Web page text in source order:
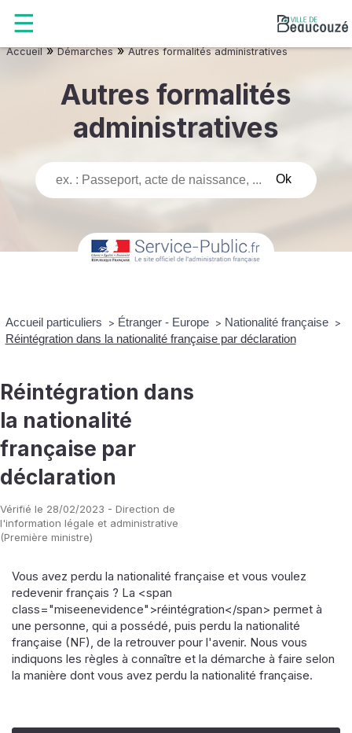
Accueil»Démarches»Autres formalités administratives
Autres formalités
administratives
Accueil particuliers > Étranger - Europe > Nationalité française >
Réintégration dans la nationalité française par déclaration
Réintégration dans
la nationalité
française par
déclaration
Vérifié le 28/02/2023 - Direction de
l'information légale et administrative
(Première ministre)
Vous avez perdu la nationalité française et vous voulez
redevenir français ? La <span
class="miseenevidence">réintégration</span> permet à
une personne, qui a possédé, puis perdu la nationalité
française (NF), de la retrouver pour l'avenir. Nous vous
indiquons les règles à connaître et la démarche à faire selon
la manière dont vous avez perdu la nationalité française.